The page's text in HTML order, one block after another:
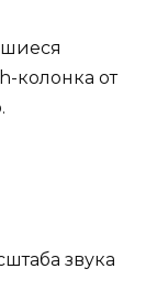
колонка от
звука